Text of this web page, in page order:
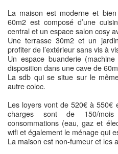
La maison est moderne et bien
60m2 est composé d’une
central et un espace salon cosy
Une terrasse 30m2 et un
profiter de l’extérieur sans vis à
Un espace buanderie
disposition dans une cave de
La sdb qui se situe sur le
autre coloc.
Les loyers vont de 520€ à 550€
charges sont de 150/
consommations (eau, gaz et
wifi et également le ménage qui
La maison est non-fumeur et les